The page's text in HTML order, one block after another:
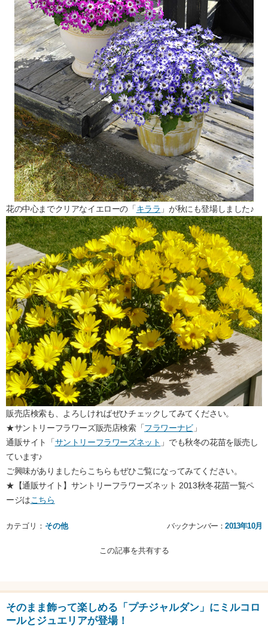
花の中心までクリアなイエローの「キララ 」が秋にも登場しました♪
販売店検索も、よろしければぜひチェックしてみてください。
★サントリーフラワーズ販売店検索「フラワーナビ」
通販サイト「サントリーフラワーズネット 」でも秋冬の花苗を販売し
ています♪
ご興味がありましたらこちらもぜひご覧になってみてください。
★【通販サイト】サントリーフラワーズネット 2013秋冬花苗一覧ペ
ージはこちら
カテゴリ： その他 バックナンバー：2013年10月
この記事を共有する
そのまま飾って楽しめる「プチジャルダン」にミルコロ
ールとジュエリアが登場！